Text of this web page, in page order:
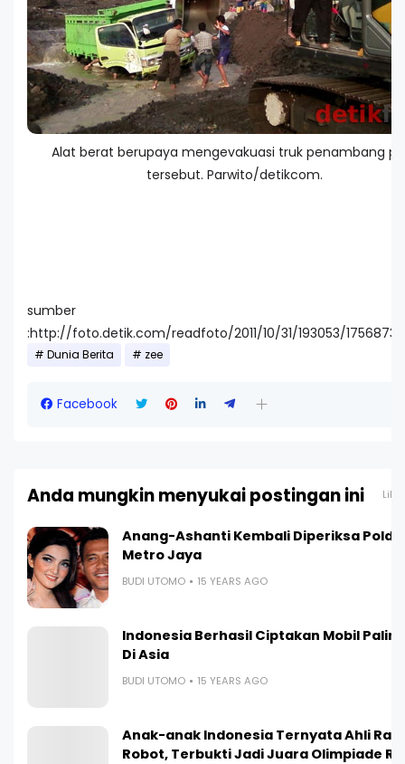
Alat berat berupaya mengevakuasi truk penambang
tersebut. Parwito/detikcom.
sumber
:http://foto.detik.com/readfoto/2011/10/31/193053/
Dunia Berita zee
Facebook
Anda mungkin menyukai postingan ini
Anang-Ashanti Kembali Diperiksa Polda
Metro Jaya
BUDI UTOMO 15 YEARS AGO
Indonesia Berhasil Ciptakan Mobil
Di Asia
BUDI UTOMO 15 YEARS AGO
Anak-anak Indonesia Ternyata Ahli
Robot, Terbukti Jadi Juara Olimpiade